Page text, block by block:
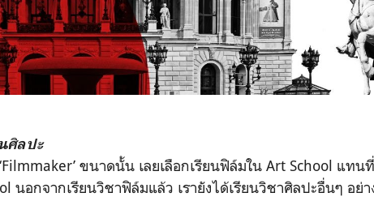
ศิลปะ
ขนาดนั้น เลยเลือกเรียนฟิล์มใน Art School แทน
นอกจากเรียนวิชาฟิล์มแล้ว เรายังได้เรียนวิชาศิลปะอื่นๆ อย่